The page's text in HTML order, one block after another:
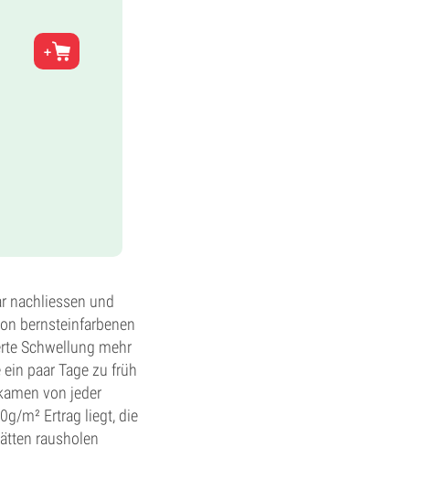
nachliessen und
bernsteinfarbenen
Schwellung mehr
paar Tage zu früh
von jeder
m² Ertrag liegt, die
rausholen